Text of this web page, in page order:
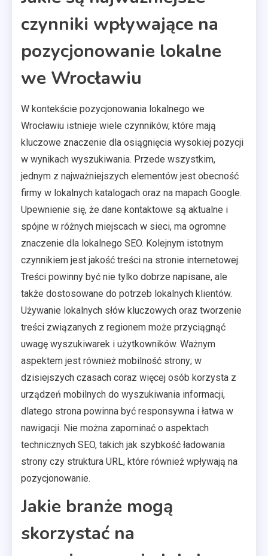
czynniki wpływające na
pozycjonowanie lokalne
we Wrocławiu
W kontekście pozycjonowania lokalnego we
Wrocławiu istnieje wiele czynników, które mają
kluczowe znaczenie dla osiągnięcia wysokiej pozycji
w wynikach wyszukiwania. Przede wszystkim,
jednym z najważniejszych elementów jest obecność
firmy w lokalnych katalogach oraz na mapach Google.
Upewnienie się, że dane kontaktowe są aktualne i
spójne w różnych miejscach w sieci, ma ogromne
znaczenie dla lokalnego SEO. Kolejnym istotnym
czynnikiem jest jakość treści na stronie internetowej.
Treści powinny być nie tylko dobrze napisane, ale
także dostosowane do potrzeb lokalnych klientów.
Używanie lokalnych słów kluczowych oraz tworzenie
treści związanych z regionem może przyciągnąć
uwagę wyszukiwarek i użytkowników. Ważnym
aspektem jest również mobilność strony; w
dzisiejszych czasach coraz więcej osób korzysta z
urządzeń mobilnych do wyszukiwania informacji,
dlatego strona powinna być responsywna i łatwa w
nawigacji. Nie można zapominać o aspektach
technicznych SEO, takich jak szybkość ładowania
strony czy struktura URL, które również wpływają na
pozycjonowanie.
Jakie branże mogą
skorzystać na